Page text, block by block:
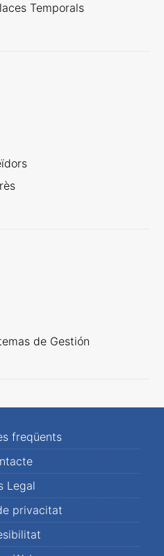
Temporals
de Gestión
freqüents
Legal
privacitat